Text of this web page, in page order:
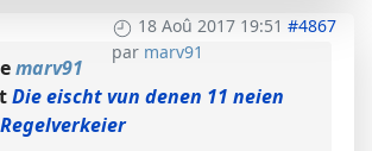
18 Aoû 2017 19:51 #4867
par marv91
marv91
Die eischt vun denen 11 neien